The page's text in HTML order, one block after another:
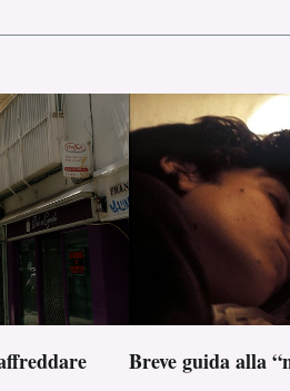
Breve guida alla